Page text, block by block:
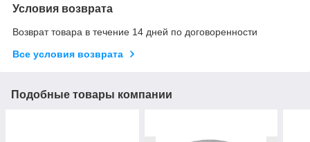
Условия возврата
Возврат товара в течение 14 дней по договоренности
Все условия возврата
Подобные товары компании